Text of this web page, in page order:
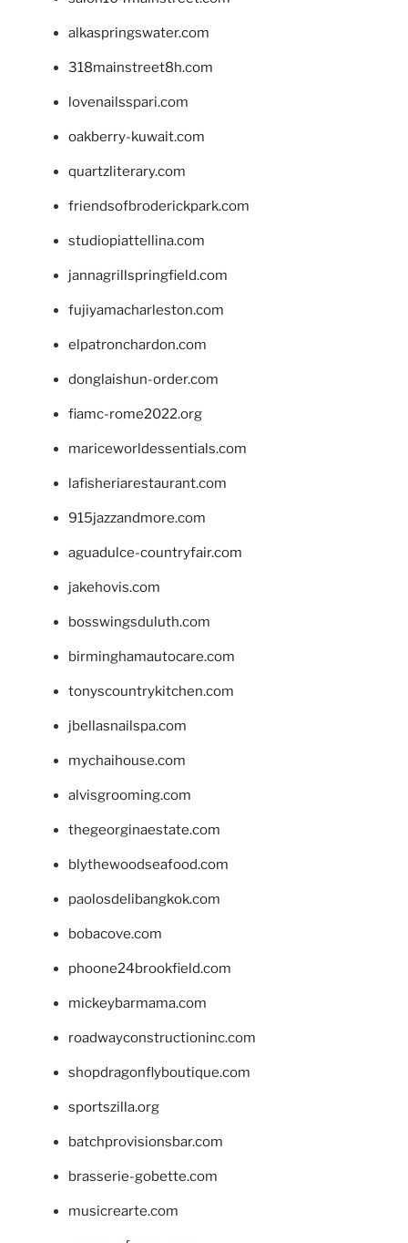
alkaspringswater.com
318mainstreet8h.com
lovenailsspari.com
oakberry-kuwait.com
quartzliterary.com
friendsofbroderickpark.com
studiopiattellina.com
jannagrillspringfield.com
fujiyamacharleston.com
elpatronchardon.com
donglaishun-order.com
fiamc-rome2022.org
mariceworldessentials.com
lafisheriarestaurant.com
915jazzandmore.com
aguadulce-countryfair.com
jakehovis.com
bosswingsduluth.com
birminghamautocare.com
tonyscountrykitchen.com
jbellasnailspa.com
mychaihouse.com
alvisgrooming.com
thegeorginaestate.com
blythewoodseafood.com
paolosdelibangkok.com
bobacove.com
phoone24brookfield.com
mickeybarmama.com
roadwayconstructioninc.com
shopdragonflyboutique.com
sportszilla.org
batchprovisionsbar.com
brasserie-gobette.com
musicrearte.com